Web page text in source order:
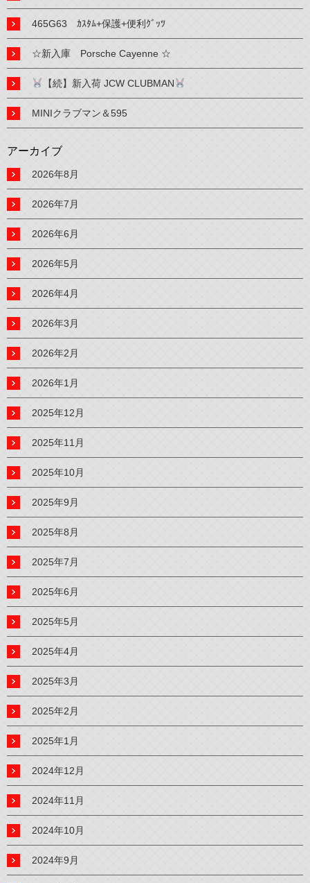
465G63 ｶｽﾀﾑ+保護+便利ｸﾞｯﾂ
☆新入庫 Porsche Cayenne ☆
【続】新入荷 JCW CLUBMAN
MINIクラブマン＆595
アーカイブ
2026年8月
2026年7月
2026年6月
2026年5月
2026年4月
2026年3月
2026年2月
2026年1月
2025年12月
2025年11月
2025年10月
2025年9月
2025年8月
2025年7月
2025年6月
2025年5月
2025年4月
2025年3月
2025年2月
2025年1月
2024年12月
2024年11月
2024年10月
2024年9月